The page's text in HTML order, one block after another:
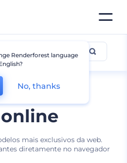
mais exclusivos da web.
diretamente no navegador
Renderforest language
No, thanks